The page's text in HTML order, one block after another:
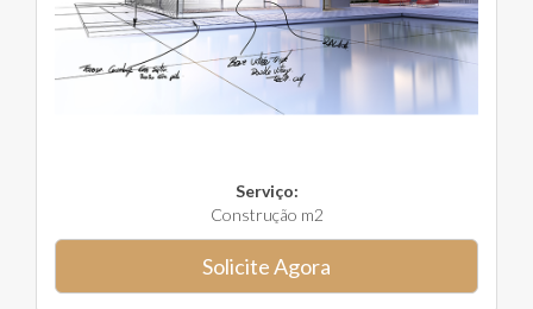
Serviço:
Construção m2
Solicite Agora